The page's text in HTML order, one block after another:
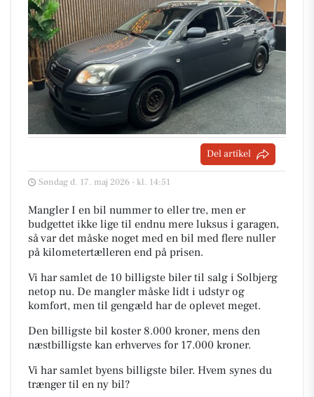
Del artikel
Søndag d. 17. maj 2026 - kl. 14:51
Mangler I en bil nummer to eller tre, men er
budgettet ikke lige til endnu mere luksus i garagen,
så var det måske noget med en bil med flere nuller
på kilometertælleren end på prisen.
Vi har samlet de 10 billigste biler til salg i Solbjerg
netop nu. De mangler måske lidt i udstyr og
komfort, men til gengæld har de oplevet meget.
Den billigste bil koster 8.000 kroner, mens den
næstbilligste kan erhverves for 17.000 kroner.
Vi har samlet byens billigste biler. Hvem synes du
trænger til en ny bil?